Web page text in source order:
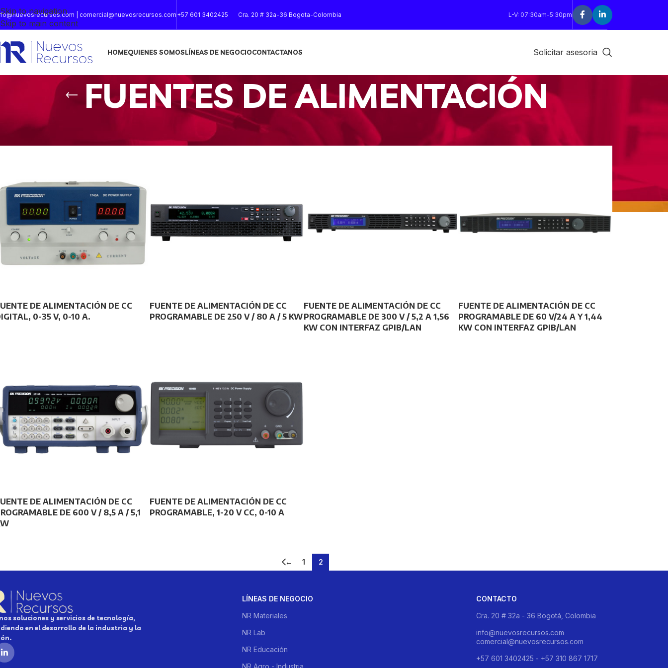
Skip to navigation
Skip to main content
| comercial@nuevosrecursos.com +57 601 3402425 Cra. 20 # 32a-36 Bogota-Colombia L-V: 07:30am-5:30pm
HOMEQUIENES SOMOSLÍNEAS DE NEGOCIOCONTACTANOS Solicitar asesoria
FUENTES DE ALIMENTACIÓN
FUENTES DE ALIMENTACIÓN Mostrar
DE ALIMENTACIÓN DE CC
0-35 V, 0-10 A.
FUENTE DE ALIMENTACIÓN DE CC
PROGRAMABLE DE 250 V / 80 A / 5 KW
FUENTE DE ALIMENTACIÓN DE CC
PROGRAMABLE DE 300 V / 5,2 A 1,56
KW CON INTERFAZ GPIB/LAN
FUENTE DE ALIMENTACIÓN DE CC
PROGRAMABLE DE 60 V/24 A Y 1,44
KW CON INTERFAZ GPIB/LAN
DE ALIMENTACIÓN DE CC
DE 600 V / 8,5 A / 5,1
FUENTE DE ALIMENTACIÓN DE CC
PROGRAMABLE, 1-20 V CC, 0-10 A
← 1 2
soluciones y servicios de tecnología,
en el desarrollo de la industria y la
LÍNEAS DE NEGOCIO
NR Materiales
NR Lab
NR Educación
NR Agro - Industria
CONTACTO
Cra. 20 # 32a - 36 Bogotá, Colombia
info@nuevosrecursos.com
comercial@nuevosrecursos.com
+57 601 3402425 - +57 310 867 1717